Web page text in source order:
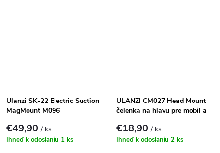
Ulanzi SK-22 Electric Suction
MagMount M096
€49,90/ ks
Ihneď k odoslaniu 1 ks
ULANZI CM027 Head Mount
čelenka na hlavu pre mobil a
€18,90/ ks
Ihneď k odoslaniu 2 ks